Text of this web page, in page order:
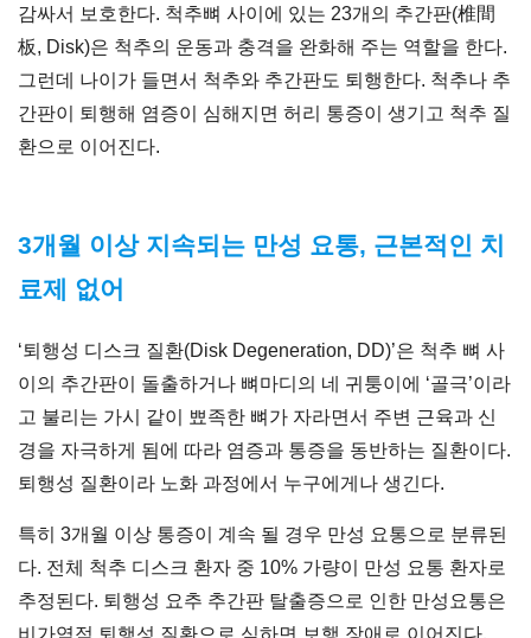
감싸서 보호한다. 척추뼈 사이에 있는 23개의 추간판(椎間
板, Disk)은 척추의 운동과 충격을 완화해 주는 역할을 한다.
그런데 나이가 들면서 척추와 추간판도 퇴행한다. 척추나 추
간판이 퇴행해 염증이 심해지면 허리 통증이 생기고 척추 질
환으로 이어진다.
3개월 이상 지속되는 만성 요통, 근본적인 치
료제 없어
‘퇴행성 디스크 질환(Disk Degeneration, DD)’은 척추 뼈 사
이의 추간판이 돌출하거나 뼈마디의 네 귀퉁이에 ‘골극’이라
고 불리는 가시 같이 뾰족한 뼈가 자라면서 주변 근육과 신
경을 자극하게 됨에 따라 염증과 통증을 동반하는 질환이다.
퇴행성 질환이라 노화 과정에서 누구에게나 생긴다.
특히 3개월 이상 통증이 계속 될 경우 만성 요통으로 분류된
다. 전체 척추 디스크 환자 중 10% 가량이 만성 요통 환자로
추정된다. 퇴행성 요추 추간판 탈출증으로 인한 만성요통은
비가역적 퇴행성 질환으로 심하면 보행 장애로 이어진다.